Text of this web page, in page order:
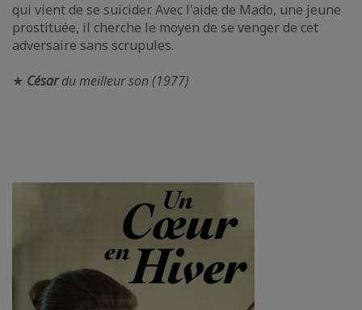
qui vient de se suicider. Avec l'aide de Mado, une jeune
prostituée, il cherche le moyen de se venger de cet
adversaire sans scrupules.
★ Césardu meilleur son (1977)